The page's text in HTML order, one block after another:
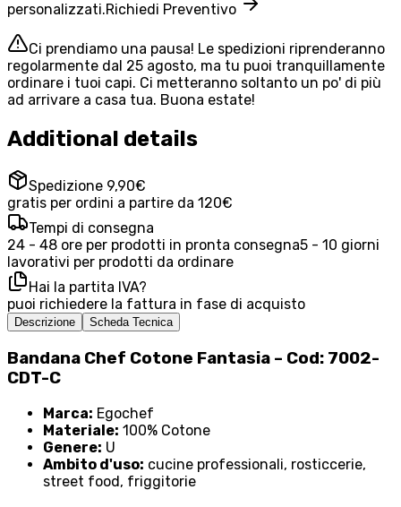
personalizzati.Richiedi Preventivo
Ci prendiamo una pausa! Le spedizioni riprenderanno
regolarmente dal 25 agosto, ma tu puoi tranquillamente
ordinare i tuoi capi. Ci metteranno soltanto un po' di più
ad arrivare a casa tua. Buona estate!
Additional details
Spedizione 9,90€
gratis per ordini a partire da 120€
Tempi di consegna
24 - 48 ore per prodotti in pronta consegna5 - 10 giorni
lavorativi per prodotti da ordinare
Hai la partita IVA?
puoi richiedere la fattura in fase di acquisto
Descrizione Scheda Tecnica
Bandana Chef Cotone Fantasia – Cod: 7002-
CDT-C
Marca: Egochef
Materiale: 100% Cotone
Genere: U
Ambito d'uso: cucine professionali, rosticcerie,
street food, friggitorie